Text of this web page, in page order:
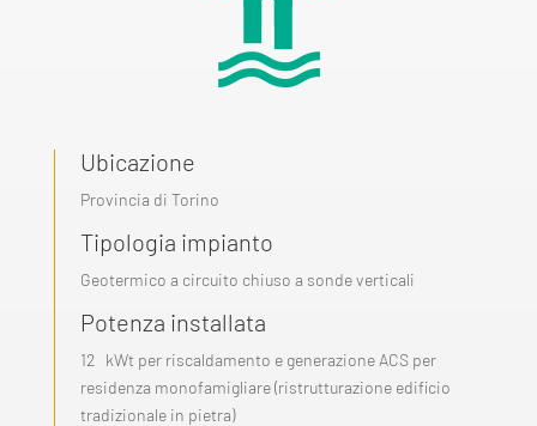
Ubicazione
Provincia di Torino
Tipologia impianto
Geotermico a circuito chiuso a sonde verticali
Potenza installata
12 kWt per riscaldamento e generazione ACS per
residenza monofamigliare (ristrutturazione edificio
tradizionale in pietra)